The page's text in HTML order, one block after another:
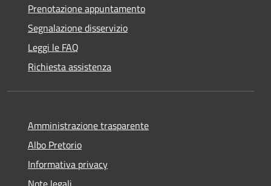
Prenotazione appuntamento
Segnalazione disservizio
Leggi le FAQ
Richiesta assistenza
Amministrazione trasparente
Albo Pretorio
Informativa privacy